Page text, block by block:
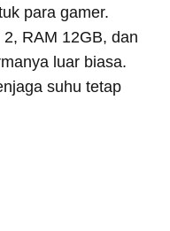
para gamer.
RAM 12GB, dan
luar biasa.
suhu tetap